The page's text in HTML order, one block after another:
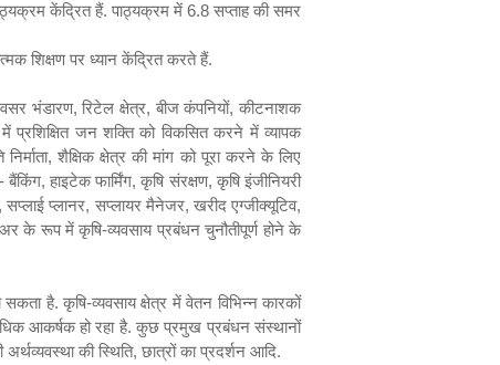
केंद्रित हैं. पाठ्यक्रम में 6.8 सप्ताह की समर
शिक्षण पर ध्यान केंद्रित करते हैं.
भंडारण,रिटेल क्षेत्र, बीज कंपनियों,कीटनाशक
प्रशिक्षित जन शक्ति को विकसित करने में व्यापक
, शैक्षिक क्षेत्र की मांग को पूरा करने के लिए
बैंकिंग, हाइटेक फार्मिंग,कृषि संरक्षण, कृषि इंजीनियरी
सप्लाई प्लानर, सप्लायर मैनेजर, खरीद एग्जीक्यूटिव,
के रूप में कृषि-व्यवसाय प्रबंधन चुनौतीपूर्ण होने के
है. कृषि-व्यवसाय क्षेत्र में वेतन विभिन्न कारकों
आकर्षक हो रहा है. कुछ प्रमुख प्रबंधन संस्थानों
की स्थिति, छात्रों का प्रदर्शन आदि.